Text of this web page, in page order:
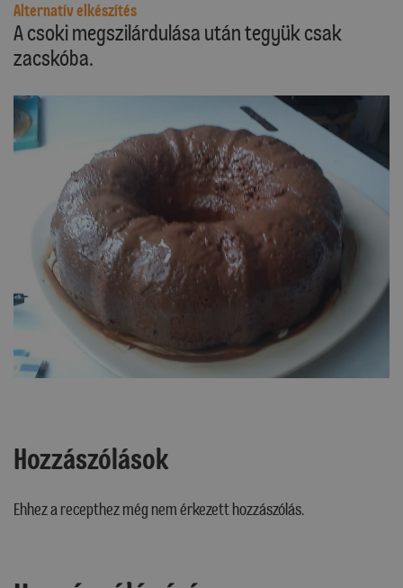
Alternatív elkészítés
A csoki megszilárdulása után tegyük csak
zacskóba.
Hozzászólások
Ehhez a recepthez még nem érkezett hozzászólás.